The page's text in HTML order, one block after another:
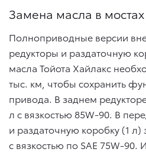
Замена масла в
Полноприводные версии
редукторы и раздаточную
масла Тойота Хайлакс
тыс. км, чтобы сохранить
привода. В заднем
л с вязкостью 85W-90. В
и раздаточную коробку (1 л)
с вязкостью по SAE 75W-90.